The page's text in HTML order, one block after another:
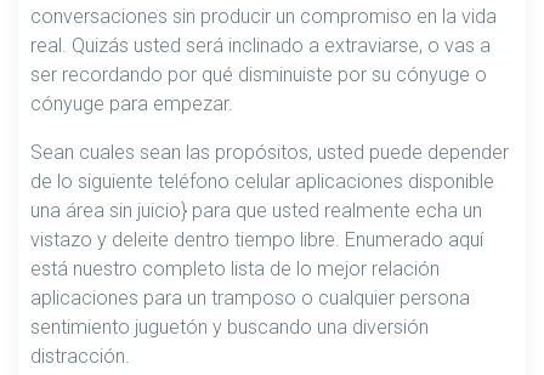
conversaciones sin producir un compromiso en la vida
real. Quizás usted será inclinado a extraviarse, o vas a
ser recordando por qué disminuiste por su cónyuge o
cónyuge para empezar.
Sean cuales sean las propósitos, usted puede depender
de lo siguiente teléfono celular aplicaciones disponible
una área sin juicio} para que usted realmente echa un
vistazo y deleite dentro tiempo libre. Enumerado aquí
está nuestro completo lista de lo mejor relación
aplicaciones para un tramposo o cualquier persona
sentimiento juguetón y buscando una diversión
distracción.